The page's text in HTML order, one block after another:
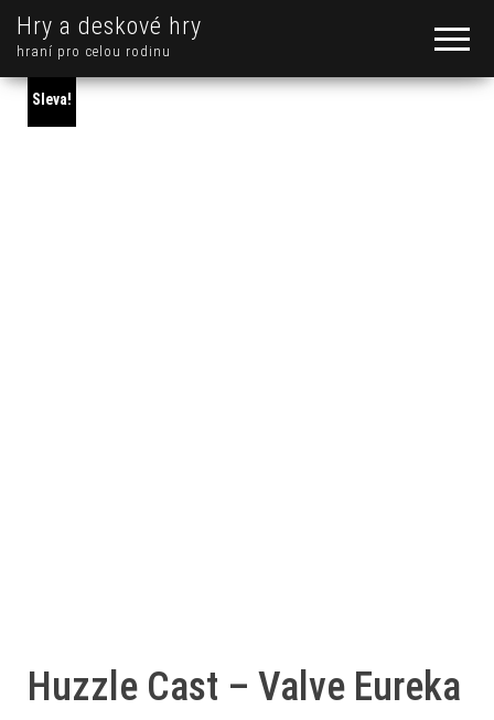
Hry a deskové hry
hraní pro celou rodinu
Sleva!
Huzzle Cast – Valve Eureka